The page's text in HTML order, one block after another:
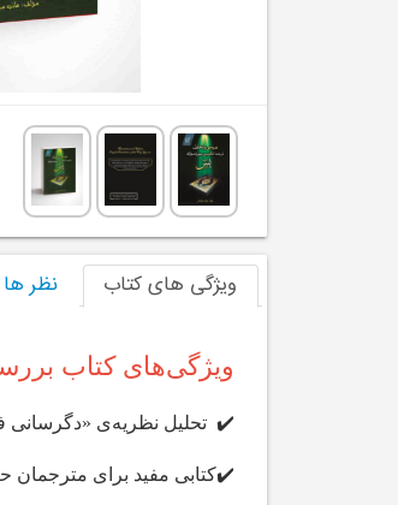
ویژگی های کتاب نظر ها
ویژگی‌های کتاب
✔️ تحلیل نظریه‌ی «دگرسانی
✔️کتابی مفید برای مترجمان